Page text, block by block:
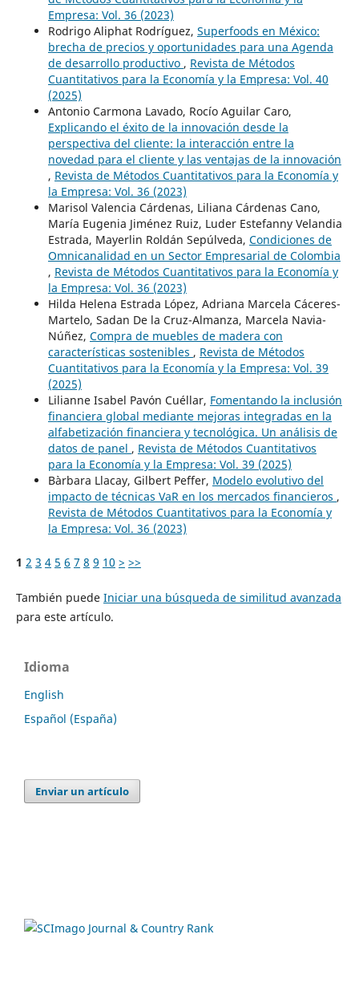
Empresa: Vol. 36 (2023)
Rodrigo Aliphat Rodríguez, Superfoods en México:
brecha de precios y oportunidades para una Agenda
de desarrollo productivo , Revista de Métodos
Cuantitativos para la Economía y la Empresa: Vol. 40
(2025)
Antonio Carmona Lavado, Rocío Aguilar Caro,
Explicando el éxito de la innovación desde la
perspectiva del cliente: la interacción entre la
novedad para el cliente y las ventajas de la innovación
, Revista de Métodos Cuantitativos para la Economía y
la Empresa: Vol. 36 (2023)
Marisol Valencia Cárdenas, Liliana Cárdenas Cano,
María Eugenia Jiménez Ruiz, Luder Estefanny Velandia
Estrada, Mayerlin Roldán Sepúlveda, Condiciones de
Omnicanalidad en un Sector Empresarial de Colombia
, Revista de Métodos Cuantitativos para la Economía y
la Empresa: Vol. 36 (2023)
Hilda Helena Estrada López, Adriana Marcela Cáceres-
Martelo, Sadan De la Cruz-Almanza, Marcela Navia-
Núñez, Compra de muebles de madera con
características sostenibles , Revista de Métodos
Cuantitativos para la Economía y la Empresa: Vol. 39
(2025)
Lilianne Isabel Pavón Cuéllar, Fomentando la inclusión
financiera global mediante mejoras integradas en la
alfabetización financiera y tecnológica. Un análisis de
datos de panel , Revista de Métodos Cuantitativos
para la Economía y la Empresa: Vol. 39 (2025)
Bàrbara Llacay, Gilbert Peffer, Modelo evolutivo del
impacto de técnicas VaR en los mercados financieros ,
Revista de Métodos Cuantitativos para la Economía y
la Empresa: Vol. 36 (2023)
1 2 3 4 5 6 7 8 9 10 > >>
También puede Iniciar una búsqueda de similitud avanzada
para este artículo.
Idioma
English
Español (España)
Enviar un artículo